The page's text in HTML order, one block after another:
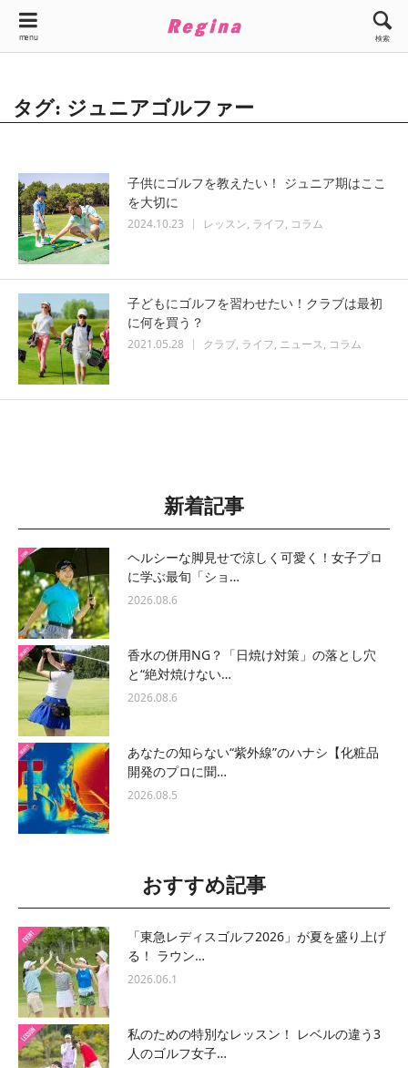
menu 検索
タグ: ジュニアゴルファー
子供にゴルフを教えたい！ ジュニア期はここ
を大切に
2024.10.23 レッスン ライフ コラム
子どもにゴルフを習わせたい！クラブは最初
に何を買う？
2021.05.28 クラブ ライフ ニュース コラム
新着記事
ヘルシーな脚見せで涼しく可愛く！女子プロ
に学ぶ最旬「ショ…
2026.08.6
香水の併用NG？「日焼け対策」の落とし穴
と“絶対焼けない…
2026.08.6
あなたの知らない“紫外線”のハナシ【化粧品
開発のプロに聞…
2026.08.5
おすすめ記事
「東急レディスゴルフ2026」が夏を盛り上げ
る！ ラウン…
2026.06.1
私のための特別なレッスン！ レベルの違う3
人のゴルフ女子…